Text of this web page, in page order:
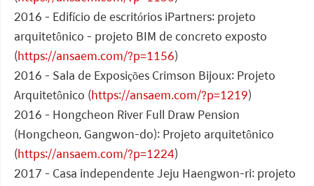
2016 - Edifício de escritórios iPartners: projeto
arquitetônico - projeto BIM de concreto exposto
(https://ansaem.com/?p=1156)
2016 - Sala de Exposições Crimson Bijoux: Projeto
Arquitetônico (https://ansaem.com/?p=1219)
2016 - Hongcheon River Full Draw Pension
(Hongcheon, Gangwon-do): Projeto arquitetônico
(https://ansaem.com/?p=1224)
2017 - Casa independente Jeju Haengwon-ri: projeto